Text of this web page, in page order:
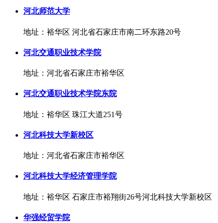
河北师范大学
地址：裕华区 河北省石家庄市南二环东路20号
河北交通职业技术学院
地址：河北省石家庄市裕华区
河北交通职业技术学院东院
地址：裕华区 珠江大道251号
河北科技大学新校区
地址：河北省石家庄市裕华区
河北科技大学经济管理学院
地址：裕华区 石家庄市裕翔街26号河北科技大学新校区
华强经贸学院